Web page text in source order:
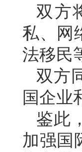
双方
私、网
法移民
双方
国企业
鉴此
加强国